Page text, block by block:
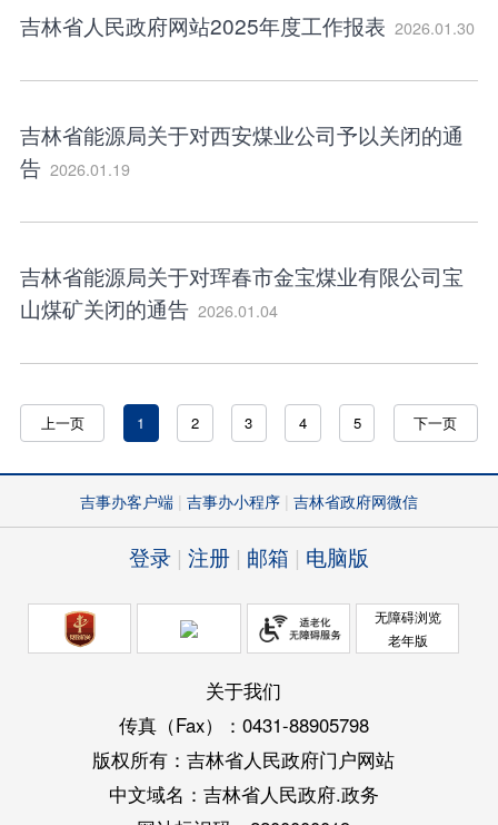
吉林省人民政府网站2025年度工作报表 2026.01.30
吉林省能源局关于对西安煤业公司予以关闭的通
告 2026.01.19
吉林省能源局关于对珲春市金宝煤业有限公司宝
山煤矿关闭的通告 2026.01.04
上一页 1 2 3 4 5 下一页
吉事办客户端 吉事办小程序 吉林省政府网微信
登录 注册 邮箱 电脑版
无障碍浏览
老年版
关于我们
传真（Fax）：0431-88905798
版权所有：吉林省人民政府门户网站
中文域名：吉林省人民政府.政务